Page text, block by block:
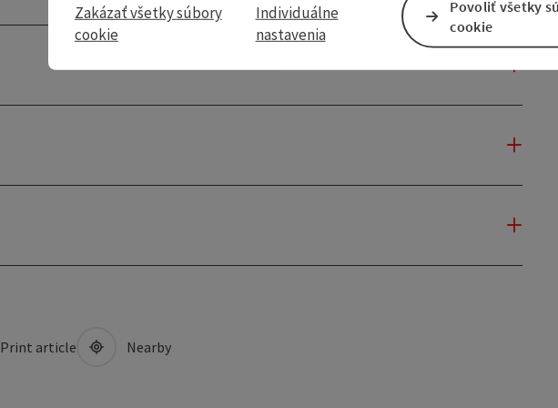
Print article Nearby
Zakázať všetky súbory
cookie
Individuálne
nastavenia
Povoliť všetky
cookie